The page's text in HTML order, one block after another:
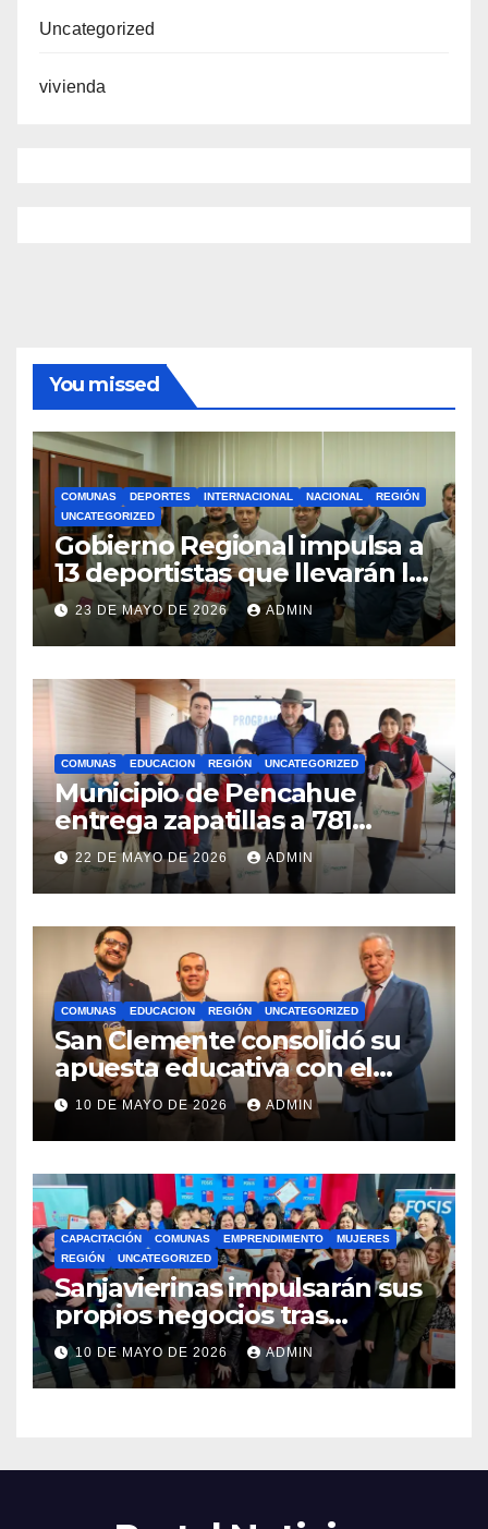
Uncategorized
vivienda
You missed
COMUNAS DEPORTES INTERNACIONAL NACIONAL
REGIÓN
UNCATEGORIZED
Gobierno Regional impulsa a
13 deportistas que llevarán la
bandera maulina a
competencias
internacionales
23 DE MAYO DE 2026 ADMIN
COMUNAS EDUCACION REGIÓN UNCATEGORIZED
Municipio de Pencahue
entrega zapatillas a 781
estudiantes con recursos del
Royalty Minero
22 DE MAYO DE 2026 ADMIN
COMUNAS EDUCACION REGIÓN UNCATEGORIZED
San Clemente consolidó su
apuesta educativa con el
lanzamiento del
Preuniversitario Brotes 2026
10 DE MAYO DE 2026 ADMIN
CAPACITACIÓN COMUNAS EMPRENDIMIENTO
MUJERES
REGIÓN
UNCATEGORIZED
Sanjavierinas impulsarán sus
propios negocios tras
capacitarse junto al FOSIS
10 DE MAYO DE 2026 ADMIN